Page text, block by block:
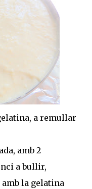
a remullar
amb 2
a bullir,
la gelatina